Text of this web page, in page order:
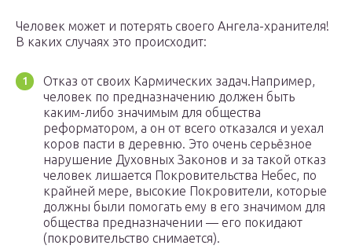
Человек может и потерять своего Ангела-хранителя!
В каких случаях это происходит:
Отказ от своих Кармических задач.Например,
человек по предназначению должен быть
каким-либо значимым для общества
реформатором, а он от всего отказался и уехал
коров пасти в деревню. Это очень серьёзное
нарушение Духовных Законов и за такой отказ
человек лишается Покровительства Небес, по
крайней мере, высокие Покровители, которые
должны были помогать ему в его значимом для
общества предназначении — его покидают
(покровительство снимается).